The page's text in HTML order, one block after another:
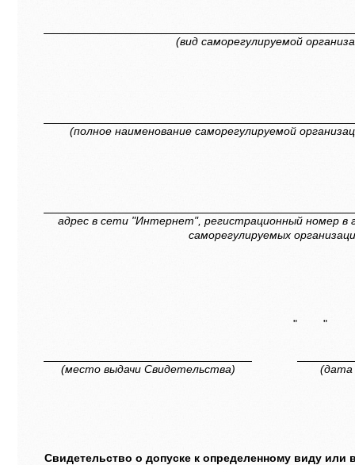
(вид саморегулируемой
(полное наименование саморегулируемой
адрес в сети "Интернет", регистрационный номер в
саморегулируемых
" "
(место выдачи Свидетельства) (дата
Свидетельство о допуске к определенному виду или